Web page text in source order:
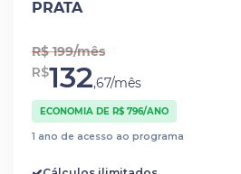
PRATA
R$ 199/mês
R$132,67/mês
ECONOMIA DE R$ 796/ANO
1 ano de acesso ao programa